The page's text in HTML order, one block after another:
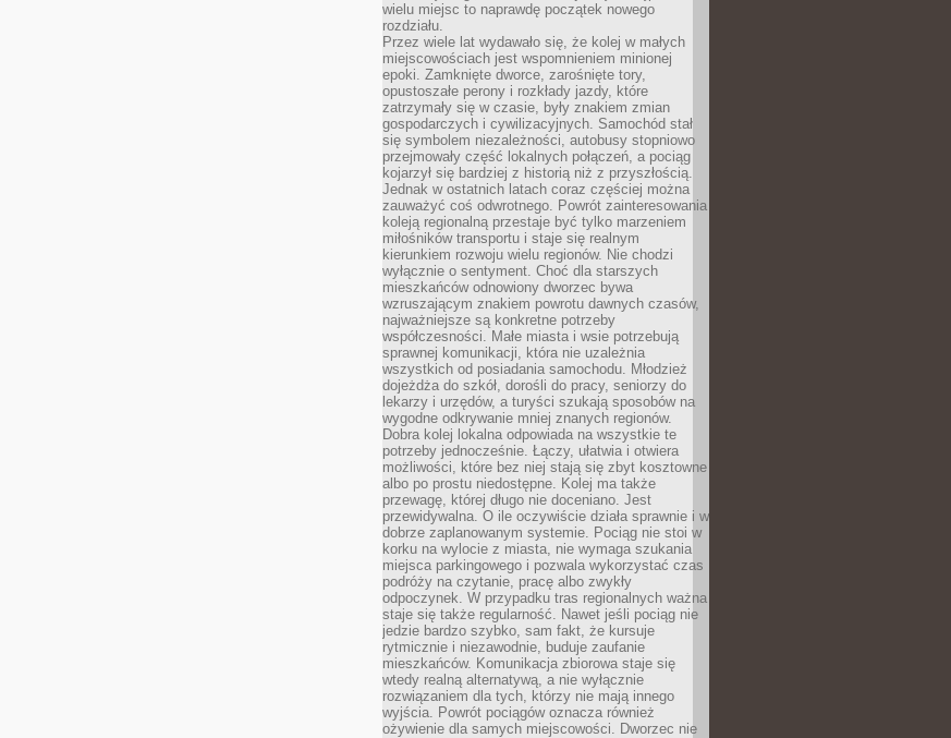
wielu miejsc to naprawdę początek nowego
rozdziału.
Przez wiele lat wydawało się, że kolej w małych
miejscowościach jest wspomnieniem minionej
epoki. Zamknięte dworce, zarośnięte tory,
opustoszałe perony i rozkłady jazdy, które
zatrzymały się w czasie, były znakiem zmian
gospodarczych i cywilizacyjnych. Samochód stał
się symbolem niezależności, autobusy stopniowo
przejmowały część lokalnych połączeń, a pociąg
kojarzył się bardziej z historią niż z przyszłością.
Jednak w ostatnich latach coraz częściej można
zauważyć coś odwrotnego. Powrót zainteresowania
koleją regionalną przestaje być tylko marzeniem
miłośników transportu i staje się realnym
kierunkiem rozwoju wielu regionów. Nie chodzi
wyłącznie o sentyment. Choć dla starszych
mieszkańców odnowiony dworzec bywa
wzruszającym znakiem powrotu dawnych czasów,
najważniejsze są konkretne potrzeby
współczesności. Małe miasta i wsie potrzebują
sprawnej komunikacji, która nie uzależnia
wszystkich od posiadania samochodu. Młodzież
dojeżdża do szkół, dorośli do pracy, seniorzy do
lekarzy i urzędów, a turyści szukają sposobów na
wygodne odkrywanie mniej znanych regionów.
Dobra kolej lokalna odpowiada na wszystkie te
potrzeby jednocześnie. Łączy, ułatwia i otwiera
możliwości, które bez niej stają się zbyt kosztowne
albo po prostu niedostępne. Kolej ma także
przewagę, której długo nie doceniano. Jest
przewidywalna. O ile oczywiście działa sprawnie i w
dobrze zaplanowanym systemie. Pociąg nie stoi w
korku na wylocie z miasta, nie wymaga szukania
miejsca parkingowego i pozwala wykorzystać czas
podróży na czytanie, pracę albo zwykły
odpoczynek. W przypadku tras regionalnych ważna
staje się także regularność. Nawet jeśli pociąg nie
jedzie bardzo szybko, sam fakt, że kursuje
rytmicznie i niezawodnie, buduje zaufanie
mieszkańców. Komunikacja zbiorowa staje się
wtedy realną alternatywą, a nie wyłącznie
rozwiązaniem dla tych, którzy nie mają innego
wyjścia. Powrót pociągów oznacza również
ożywienie dla samych miejscowości. Dworzec nie